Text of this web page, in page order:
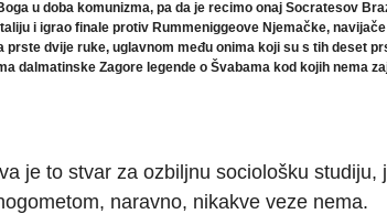
u doba komunizma, pa da je recimo onaj Socratesov
i igrao finale protiv Rummeniggeove Njemačke,
prste dvije ruke, uglavnom među onima koji su s tih deset
dalmatinske Zagore legende o Švabama kod kojih nema
je to stvar za ozbiljnu sociološku
naravno, nikakve veze nema.